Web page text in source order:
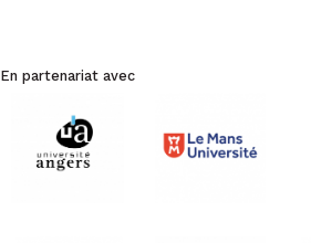
En partenariat avec